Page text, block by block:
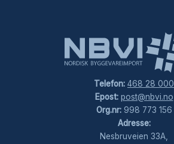
Telefon: 468 28 000
Epost: post@nbvi.no
Org.nr:998 773 156
Adresse:
Nesbruveien 33A,